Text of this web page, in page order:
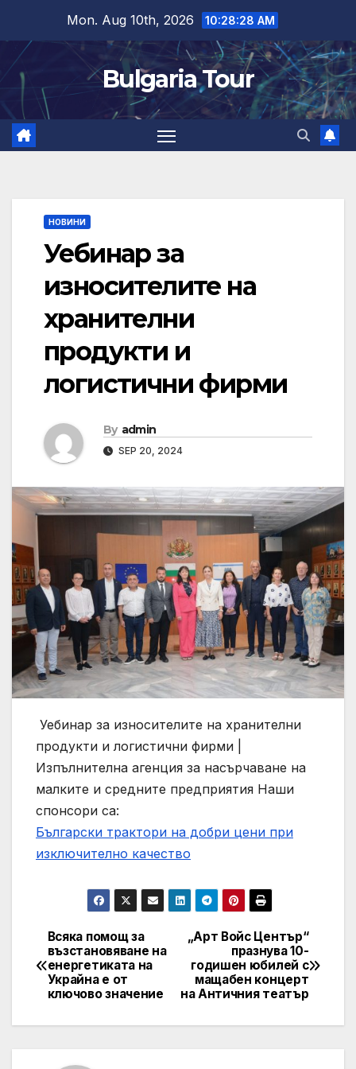
content
Mon. Aug 10th, 2026 10:28:29 AM
Bulgaria Tour
НОВИНИ
Уебинар за
износителите на
хранителни
продукти и
логистични фирми
By admin
SEP 20, 2024
Уебинар за износителите на хранителни
продукти и логистични фирми |
Изпълнителна агенция за насърчаване на
малките и средните предприятия Наши
спонсори са:
Български трактори на добри цени при
изключително качество
Post
navigation
„Арт Войс Център“
празнува 10-
годишен юбилей с
мащабен концерт
на Античния театър
Всяка помощ за
възстановяване на
енергетиката на
Украйна е от
ключово значение